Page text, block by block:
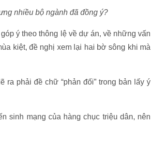
nhiều bộ ngành đã đồng ý?
ý theo thông lệ về dự án, về những vấn
kiệt, đề nghị xem lại hai bờ sông khi mà
phải đề chữ “phản đối” trong bản lấy ý
sinh mạng của hàng chục triệu dân, nên